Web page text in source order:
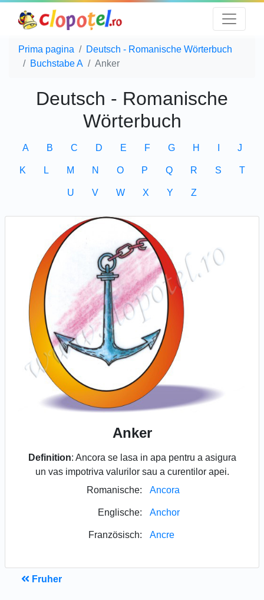
Prima pagina
Deutsch - Romanische Wörterbuch
Buchstabe A
Anker
Deutsch - Romanische
Wörterbuch
A B C D E F G H J
K L M N O P Q R S T
U V W X Y Z
Anker
Definition: Ancora se lasa in apa pentru a asigura
un vas impotriva valurilor sau a curentilor apei.
Romanische:
Ancora
Englische: Anchor
Französisch: Ancre
Fruher